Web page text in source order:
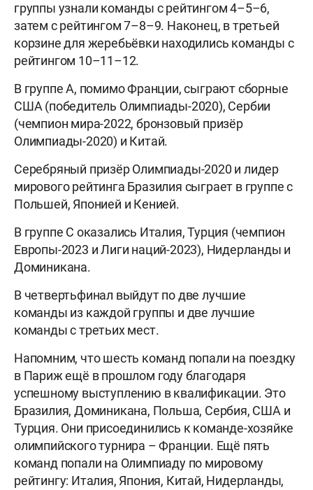
группы узнали команды с рейтингом 4–5–6,
затем с рейтингом 7–8–9. Наконец, в третьей
корзине для жеребьёвки находились команды с
рейтингом 10–11–12.
В группе А, помимо Франции, сыграют сборные
США (победитель Олимпиады-2020), Сербии
(чемпион мира-2022, бронзовый призёр
Олимпиады-2020) и Китай.
Серебряный призёр Олимпиады-2020 и лидер
мирового рейтинга Бразилия сыграет в группе с
Польшей, Японией и Кенией.
В группе С оказались Италия, Турция (чемпион
Европы-2023 и Лиги наций-2023), Нидерланды и
Доминикана.
В четвертьфинал выйдут по две лучшие
команды из каждой группы и две лучшие
команды с третьих мест.
Напомним, что шесть команд попали на поездку
в Париж ещё в прошлом году благодаря
успешному выступлению в квалификации. Это
Бразилия, Доминикана, Польша, Сербия, США и
Турция. Они присоединились к команде-хозяйке
олимпийского турнира – Франции. Ещё пять
команд попали на Олимпиаду по мировому
рейтингу: Италия, Япония, Китай, Нидерланды,